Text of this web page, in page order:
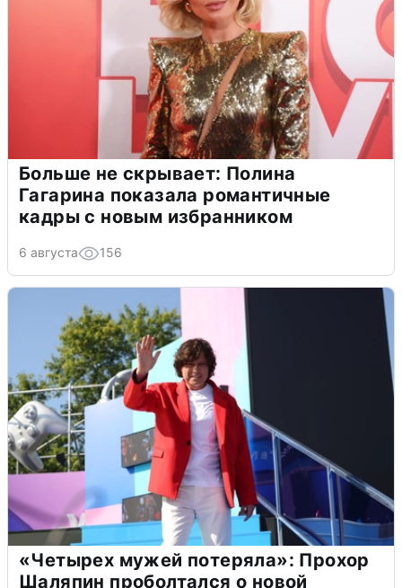
Больше не скрывает: Полина
Гагарина показала романтичные
кадры с новым избранником
6 августа 156
«Четырех мужей потеряла»: Прохор
Шаляпин проболтался о новой